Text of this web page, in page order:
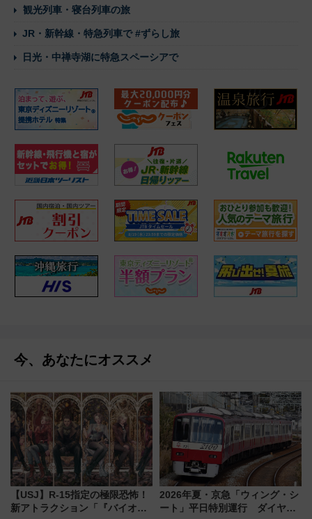
観光列車・寝台列車の旅
JR・新幹線・特急列車で #ずらし旅
日光・中禅寺湖に特急スペーシアで
今、あなたにオススメ
【USJ】R-15指定の極限恐怖！
新アトラクション「『バイオハ
2026年夏・京急「ウィング・シ
ート」平日特別運行 ダイヤ・